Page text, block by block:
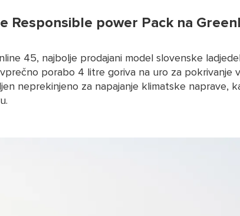
Responsible power Pack na
45, najbolje prodajani model slovenske
porabo 4 litre goriva na uro za pokrivanje
neprekinjeno za napajanje klimatske naprave,